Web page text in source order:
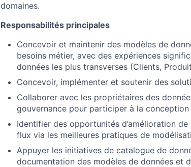
domaines.
Responsabilités principales
Concevoir et maintenir des modèles de
besoins métier, avec des expériences
données les plus transverses (Clients,
Concevoir, implémenter et soutenir des
Collaborer avec les propriétaires des
gouvernance pour participer à la
Identifier des opportunités d’amélioration
flux via les meilleures pratiques de
Appuyer les initiatives de catalogue de
documentation des modèles de données et